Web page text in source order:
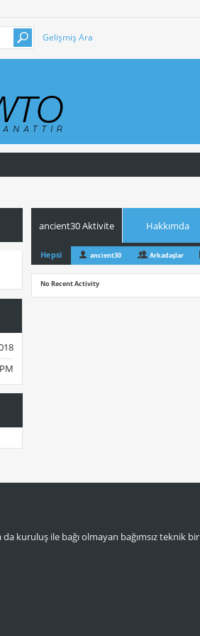
Gelişmiş Ara
ancient30 Aktivite Hakkımda
Hepsi ancient30 Arkadaşlar
No Recent Activity
kuruluş ile bağı olmayan bağımsız teknik bir